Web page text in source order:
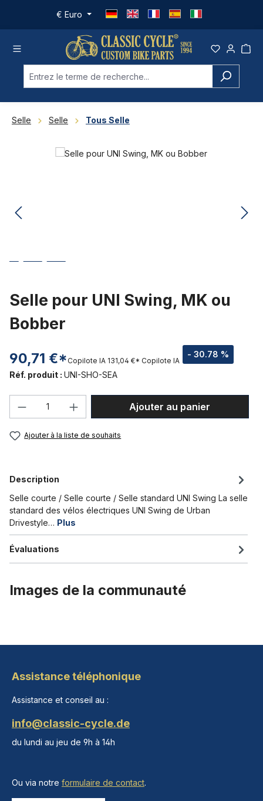
Passer au contenu principal
€ Euro
Selle Selle Tous Selle
Ignorer la galerie d'images
Selle pour UNI Swing, MK ou
Bobber
90,71 €* - 30.78 %
Copilote IA 131,04 €* Copilote IA
Réf. produit : UNI-SHO-SEA
Quantité de produit : Entrez la
Ajouter au panier
Ajouter à la liste de souhaits
Description
Selle courte / Selle courte / Selle standard UNI Swing La selle
standard des vélos électriques UNI Swing de Urban
Drivestyle… Plus
Évaluations
Images de la communauté
Assistance téléphonique
Assistance et conseil au :
info@classic-cycle.de
du lundi au jeu de 9h à 14h
Ou via notre formulaire de contact.